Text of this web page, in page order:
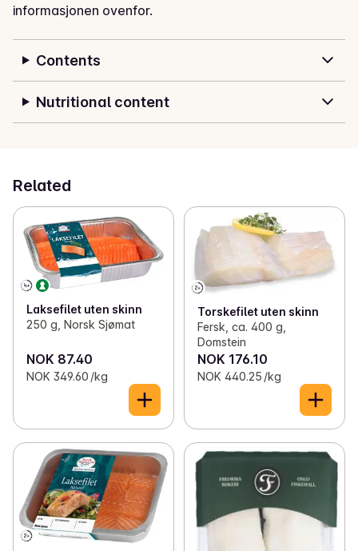
informasjonen ovenfor.
Contents
Nutritional content
Related
Laksefilet uten skinn
250 g, Norsk Sjømat
NOK 87.40
NOK 349.60 /kg
Torskefilet uten skinn
Fersk, ca. 400 g,
Domstein
NOK 176.10
NOK 440.25 /kg